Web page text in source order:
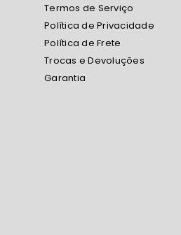
Termos de Serviço
Política de Privacidade
Política de Frete
Trocas e Devoluções
Garantia